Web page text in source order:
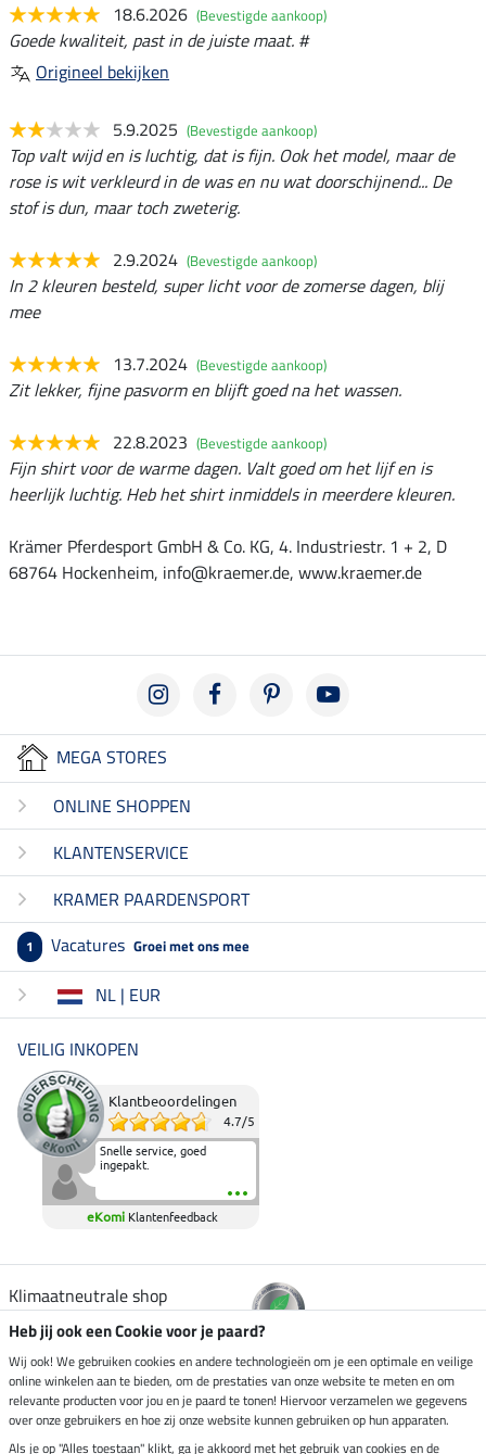
18.6.2026 (Bevestigde aankoop)
Goede kwaliteit, past in de juiste maat. #
Origineel bekijken
5.9.2025 (Bevestigde aankoop)
Top valt wijd en is luchtig, dat is fijn. Ook het model, maar de
rose is wit verkleurd in de was en nu wat doorschijnend... De
stof is dun, maar toch zweterig.
2.9.2024 (Bevestigde aankoop)
In 2 kleuren besteld, super licht voor de zomerse dagen, blij
mee
13.7.2024 (Bevestigde aankoop)
Zit lekker, fijne pasvorm en blijft goed na het wassen.
22.8.2023 (Bevestigde aankoop)
Fijn shirt voor de warme dagen. Valt goed om het lijf en is
heerlijk luchtig. Heb het shirt inmiddels in meerdere kleuren.
Krämer Pferdesport GmbH & Co. KG, 4. Industriestr. 1 + 2, D
68764 Hockenheim, info@kraemer.de, www.kraemer.de
MEGA STORES
ONLINE SHOPPEN
KLANTENSERVICE
KRAMER PAARDENSPORT
1 Vacatures Groei met ons mee
NL | EUR
VEILIG INKOPEN
Klantbeoordelingen
4.7/5
Snelle service, goed
ingepakt.
eKomi Klantenfeedback
Klimaatneutrale shop
Verzending per
Veilig betalen met
Heb jij ook een Cookie voor je paard?
Wij ook! We gebruiken cookies en andere technologieën om je een optimale en veilige
online winkelen aan te bieden, om de prestaties van onze website te meten en om
relevante producten voor jou en je paard te tonen! Hiervoor verzamelen we gegevens
over onze gebruikers en hoe zij onze website kunnen gebruiken op hun apparaten.
Als je op "Alles toestaan" klikt, ga je akkoord met het gebruik van cookies en de